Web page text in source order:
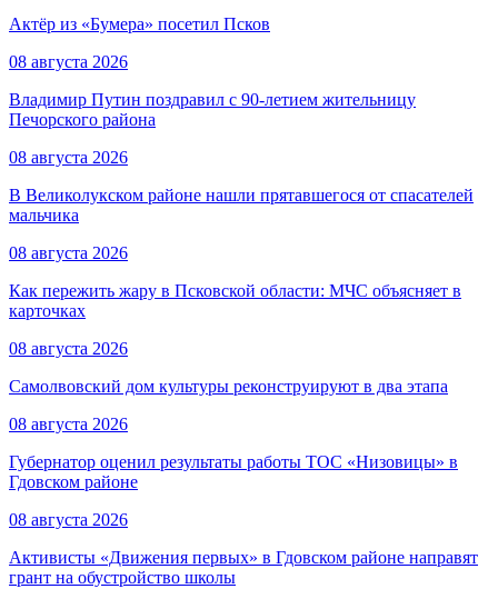
Актёр из «Бумера» посетил Псков
08 августа 2026
Владимир Путин поздравил с 90-летием жительницу
Печорского района
08 августа 2026
В Великолукском районе нашли прятавшегося от спасателей
мальчика
08 августа 2026
Как пережить жару в Псковской области: МЧС объясняет в
карточках
08 августа 2026
Самолвовский дом культуры реконструируют в два этапа
08 августа 2026
Губернатор оценил результаты работы ТОС «Низовицы» в
Гдовском районе
08 августа 2026
Активисты «Движения первых» в Гдовском районе направят
грант на обустройство школы